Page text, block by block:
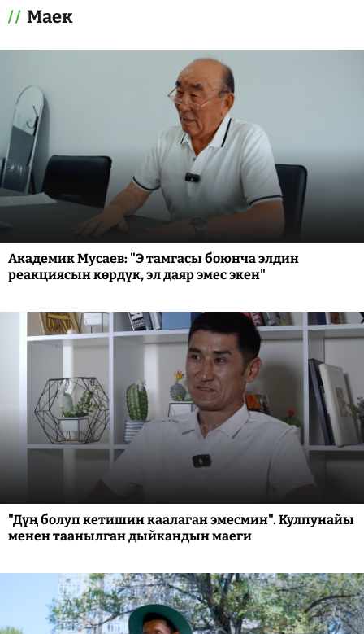
Маек
Академик Мусаев: "Э тамгасы боюнча элдин
реакциясын көрдүк, эл даяр эмес экен"
"Дүң болуп кетишин каалаган эмесмин". Кулпунайы
менен таанылган дыйкандын маеги